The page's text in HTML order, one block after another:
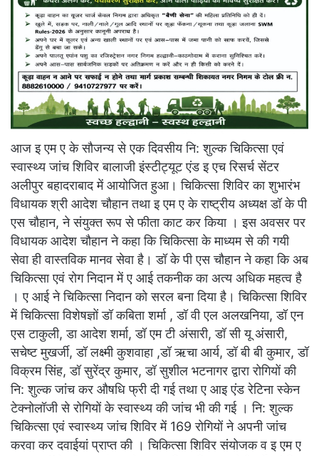
आज इ एम ए के सौजन्य से एक दिवसीय नि: शुल्क चिकित्सा एवं
स्वास्थ्य जांच शिविर बालाजी इंस्टीट्यूट एंड इ एच रिसर्च सेंटर
अलीपुर बहादराबाद में आयोजित हुआ। चिकित्सा शिविर का शुभारंभ
विधायक श्री आदेश चौहान तथा इ एम ए के राष्ट्रीय अध्यक्ष डॉ के पी
एस चौहान, ने संयुक्त रूप से फीता काट कर किया । इस अवसर पर
विधायक आदेश चौहान ने कहा कि चिकित्सा के माध्यम से की गयी
सेवा ही वास्तविक मानव सेवा है। डॉ के पी एस चौहान ने कहा कि अब
चिकित्सा एवं रोग निदान में ए आई तकनीक का अत्य अधिक महत्व है
। ए आई ने चिकित्सा निदान को सरल बना दिया है। चिकित्सा शिविर
में चिकित्सा विशेषज्ञों डॉ कबिता शर्मा , डॉ वी एल अलखनिया, डॉ एन
एस टाकुली, डा आदेश शर्मा, डॉ एम टी अंसारी, डॉ सी यू अंसारी,
सचेष्ट मुखर्जी, डॉ लक्ष्मी कुशवाहा ,डॉ ऋचा आर्य, डॉ बी बी कुमार, डॉ
विक्रम सिंह, डॉ सुरेंद्र कुमार, डॉ सुशील भटनागर द्वारा रोगियों की
नि: शुल्क जांच कर औषधि फ्री दी गई तथा ए आइ एंड रेटिना स्केन
टेक्नोलॉजी से रोगियों के स्वास्थ्य की जांच भी की गई । नि: शुल्क
चिकित्सा एवं स्वास्थ्य जांच शिविर में 169 रोगियों ने अपनी जांच
करवा कर दवाईयां प्राप्त की । चिकित्सा शिविर संयोजक व इ एम ए